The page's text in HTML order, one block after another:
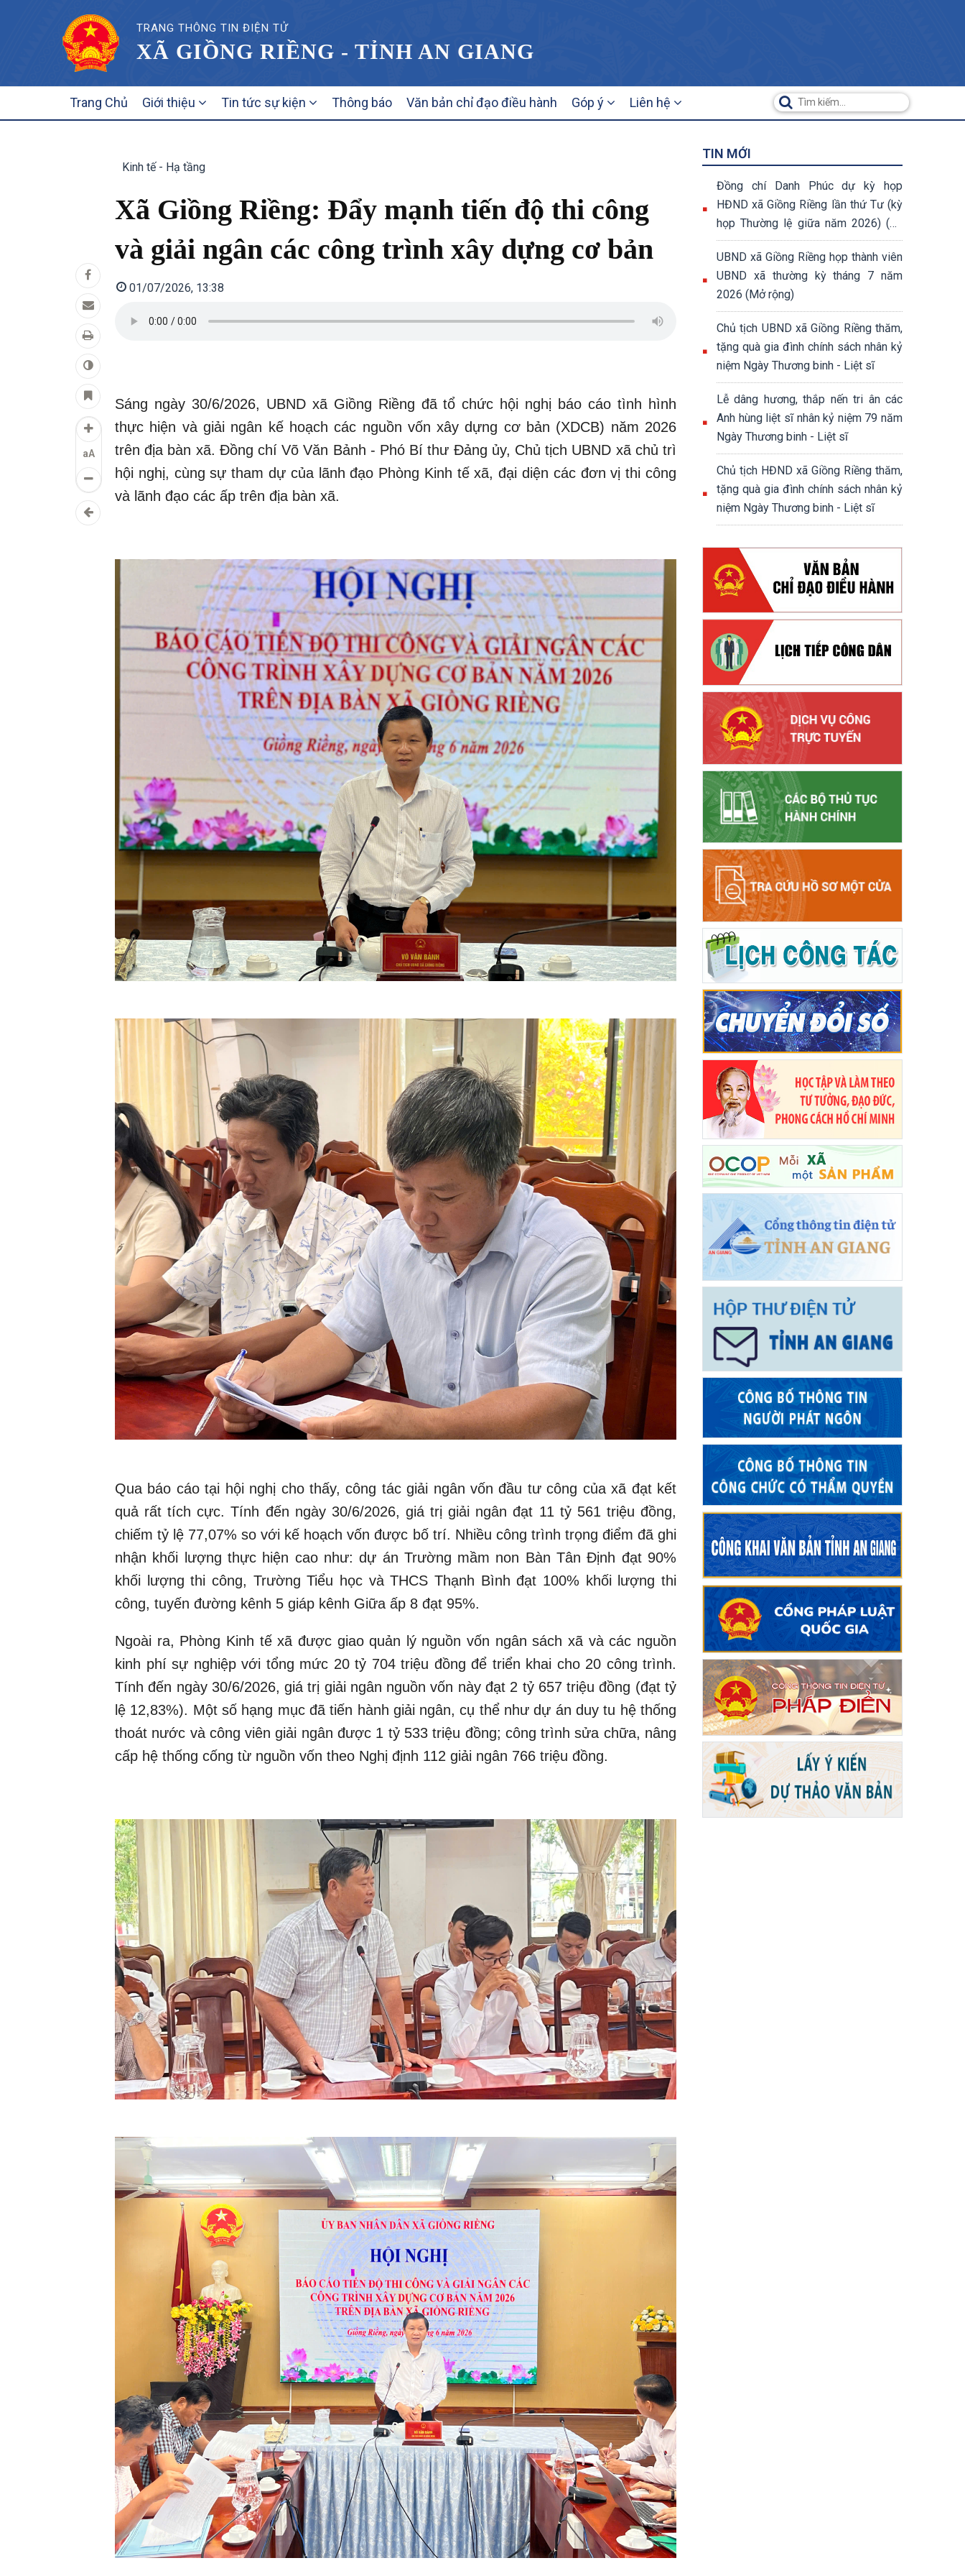
TRANG THÔNG TIN ĐIỆN TỬ
XÃ GIỒNG RIỀNG - TỈNH AN GIANG
NAVIGATION
Trang Chủ Giới thiệu Tin tức sự kiện Thông báo Văn bản chỉ đạo điều hành Góp ý Liên hệ
aA
Kinh tế - Hạ tầng
Xã Giồng Riềng: Đẩy mạnh tiến độ thi công
và giải ngân các công trình xây dựng cơ bản
01/07/2026, 13:38
Sáng ngày 30/6/2026, UBND xã Giồng Riềng đã tổ chức hội nghị báo cáo tình hình
thực hiện và giải ngân kế hoạch các nguồn vốn xây dựng cơ bản (XDCB) năm 2026
trên địa bàn xã. Đồng chí Võ Văn Bảnh - Phó Bí thư Đảng ủy, Chủ tịch UBND xã chủ trì
hội nghị, cùng sự tham dự của lãnh đạo Phòng Kinh tế xã, đại diện các đơn vị thi công
và lãnh đạo các ấp trên địa bàn xã.
Qua báo cáo tại hội nghị cho thấy, công tác giải ngân vốn đầu tư công của xã đạt kết
quả rất tích cực. Tính đến ngày 30/6/2026, giá trị giải ngân đạt 11 tỷ 561 triệu đồng,
chiếm tỷ lệ 77,07% so với kế hoạch vốn được bố trí. Nhiều công trình trọng điểm đã ghi
nhận khối lượng thực hiện cao như: dự án Trường mầm non Bàn Tân Định đạt 90%
khối lượng thi công, Trường Tiểu học và THCS Thạnh Bình đạt 100% khối lượng thi
công, tuyến đường kênh 5 giáp kênh Giữa ấp 8 đạt 95%.
Ngoài ra, Phòng Kinh tế xã được giao quản lý nguồn vốn ngân sách xã và các nguồn
kinh phí sự nghiệp với tổng mức 20 tỷ 704 triệu đồng để triển khai cho 20 công trình.
Tính đến ngày 30/6/2026, giá trị giải ngân nguồn vốn này đạt 2 tỷ 657 triệu đồng (đạt tỷ
lệ 12,83%). Một số hạng mục đã tiến hành giải ngân, cụ thể như dự án duy tu hệ thống
thoát nước và công viên giải ngân được 1 tỷ 533 triệu đồng; công trình sửa chữa, nâng
cấp hệ thống cống từ nguồn vốn theo Nghị định 112 giải ngân 766 triệu đồng.
TIN MỚI
Đồng chí Danh Phúc dự kỳ họp
HĐND xã Giồng Riềng lần thứ Tư (kỳ
họp Thường lệ giữa năm 2026) (07
nghị quyết đã được thông qua tại kỳ
họp)
UBND xã Giồng Riềng họp thành viên
UBND xã thường kỳ tháng 7 năm
2026 (Mở rộng)
Chủ tịch UBND xã Giồng Riềng thăm,
tặng quà gia đình chính sách nhân kỷ
niệm Ngày Thương binh - Liệt sĩ
Lễ dâng hương, thắp nến tri ân các
Anh hùng liệt sĩ nhân kỷ niệm 79 năm
Ngày Thương binh - Liệt sĩ
Chủ tịch HĐND xã Giồng Riềng thăm,
tặng quà gia đình chính sách nhân kỷ
niệm Ngày Thương binh - Liệt sĩ